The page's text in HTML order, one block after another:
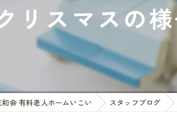
介護度
認知症度
医療法人
リスマスの
会 有料老人ホームいこい スタッフブログ